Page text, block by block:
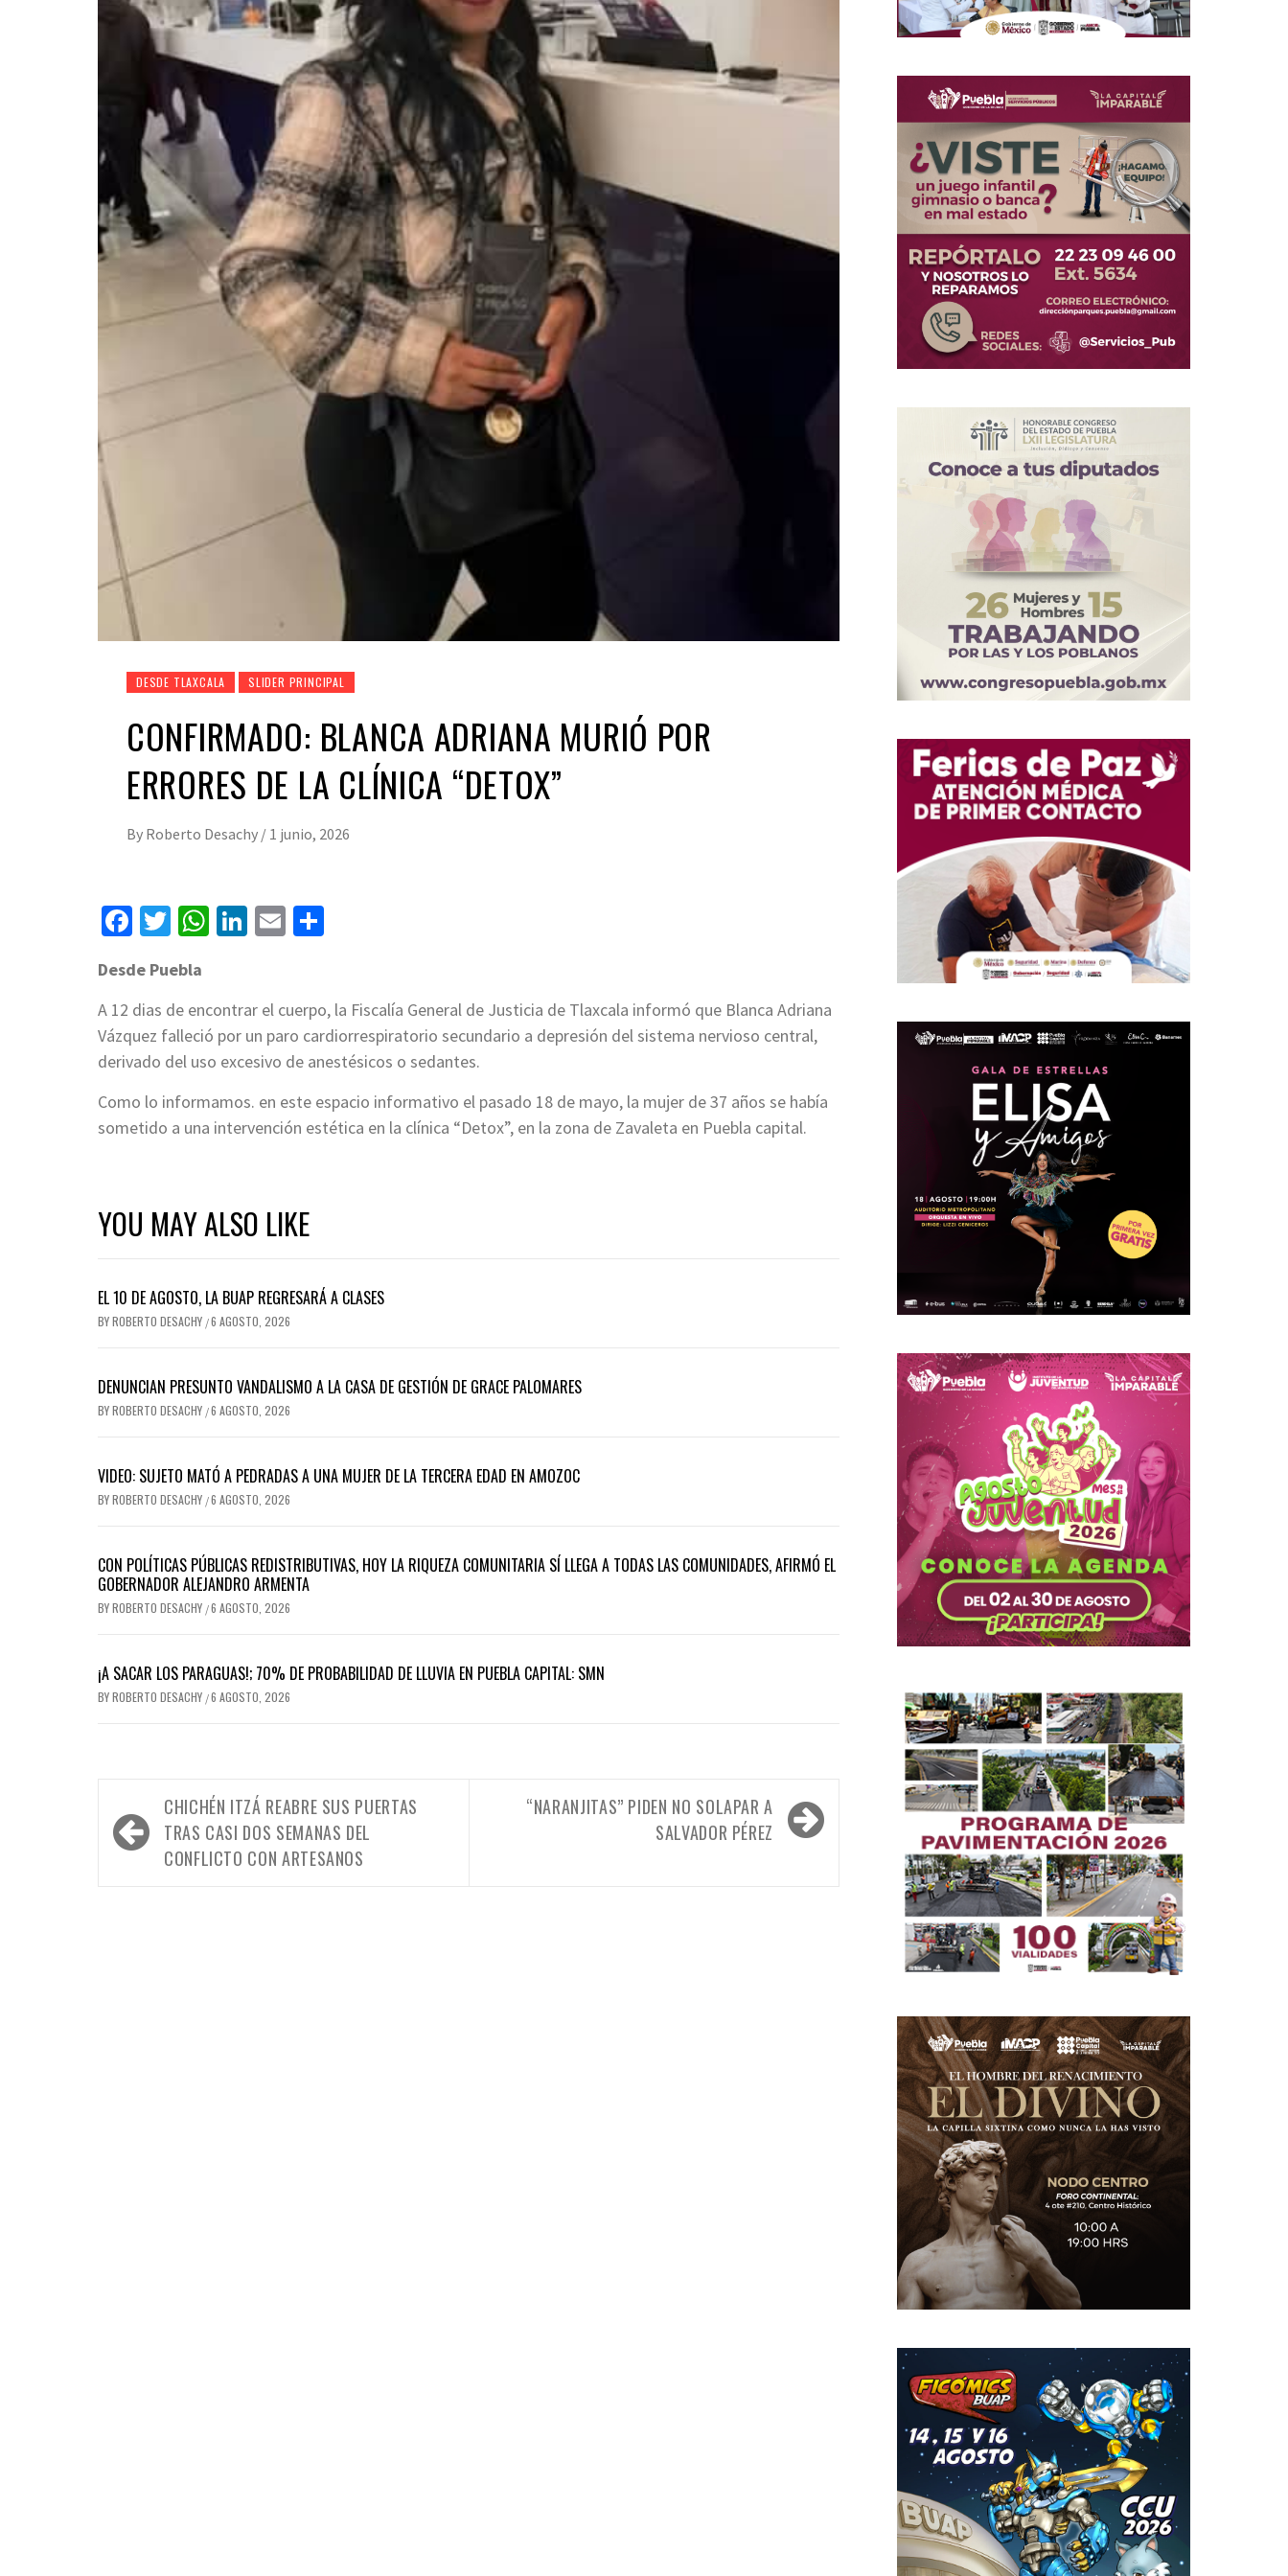
DESDE TLAXCALA SLIDER PRINCIPAL
CONFIRMADO: BLANCA ADRIANA MURIÓ POR
ERRORES DE LA CLÍNICA “DETOX”
By Roberto Desachy / 1 junio, 2026
Facebook
Twitter
WhatsApp
LinkedIn
Email
Desde Puebla
A 12 dias de encontrar el cuerpo, la Fiscalía General de Justicia de Tlaxcala informó que Blanca Adriana
Vázquez falleció por un paro cardiorrespiratorio secundario a depresión del sistema nervioso central,
derivado del uso excesivo de anestésicos o sedantes.
Como lo informamos. en este espacio informativo el pasado 18 de mayo, la mujer de 37 años se había
sometido a una intervención estética en la clínica “Detox”, en la zona de Zavaleta en Puebla capital.
YOU MAY ALSO LIKE
EL 10 DE AGOSTO, LA BUAP REGRESARÁ A CLASES
BYROBERTO DESACHY /6 AGOSTO, 2026
DENUNCIAN PRESUNTO VANDALISMO A LA CASA DE GESTIÓN DE GRACE PALOMARES
BYROBERTO DESACHY /6 AGOSTO, 2026
VIDEO: SUJETO MATÓ A PEDRADAS A UNA MUJER DE LA TERCERA EDAD EN AMOZOC
BYROBERTO DESACHY /6 AGOSTO, 2026
CON POLÍTICAS PÚBLICAS REDISTRIBUTIVAS, HOY LA RIQUEZA COMUNITARIA SÍ LLEGA A TODAS LAS COMUNIDADES, AFIRMÓ EL
GOBERNADOR ALEJANDRO ARMENTA
BYROBERTO DESACHY /6 AGOSTO, 2026
¡A SACAR LOS PARAGUAS!; 70% DE PROBABILIDAD DE LLUVIA EN PUEBLA CAPITAL: SMN
BYROBERTO DESACHY /6 AGOSTO, 2026
Navegación
de
entradas
CHICHÉN ITZÁ REABRE SUS PUERTAS
TRAS CASI DOS SEMANAS DEL
CONFLICTO CON ARTESANOS
“NARANJITAS” PIDEN NO SOLAPAR A
SALVADOR PÉREZ